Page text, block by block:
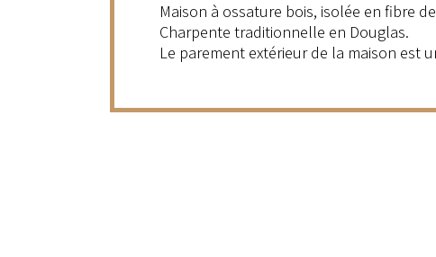
Maison à ossature bois, isolée en fibre
Charpente traditionnelle en Douglas.
Le parement extérieur de la maison est